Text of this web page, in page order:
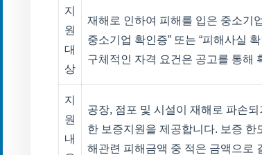
지
원
대
상
재해로 인하여 피해를 입은 중소기
중소기업 확인증” 또는 “피해사실
구체적인 자격 요건은 공고를 통해
지
원
내
공장, 점포 및 시설이 재해로 파손
한 보증지원을 제공합니다. 보증 한
해관련 피해금액 중 적은 금액으로